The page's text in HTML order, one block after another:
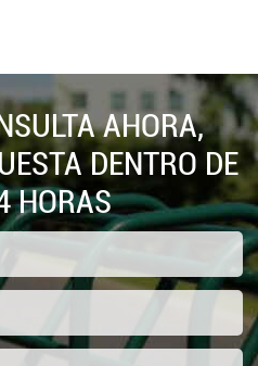
AHORA,
DENTRO DE
HORAS